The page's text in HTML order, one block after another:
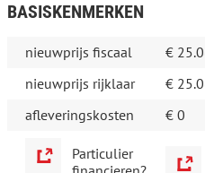
BASISKENMERKEN
nieuwprijs fiscaal
€
nieuwprijs rijklaar
€
afleveringskosten
€ 0
Particulier